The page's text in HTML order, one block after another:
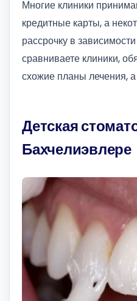
Многие клиники
кредитные карты, а
рассрочку в
сравниваете клиники,
схожие планы лечения,
Детская
Бахчелиэвлере